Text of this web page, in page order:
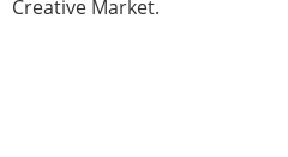
Creative Market.